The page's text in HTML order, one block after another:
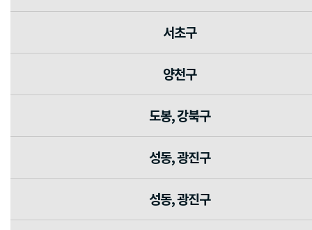
서초구
양천구
도봉, 강북구
성동, 광진구
성동, 광진구